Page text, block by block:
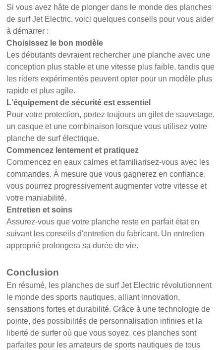
Si vous avez hâte de plonger dans le monde des planches
de surf Jet Electric, voici quelques conseils pour vous aider
à démarrer :
Choisissez le bon modèle
Les débutants devraient rechercher une planche avec une
conception plus stable et une vitesse plus faible, tandis que
les riders expérimentés peuvent opter pour un modèle plus
rapide et plus agile.
L'équipement de sécurité est essentiel
Pour votre protection, portez toujours un gilet de sauvetage,
un casque et une combinaison lorsque vous utilisez votre
planche de surf électrique.
Commencez lentement et pratiquez
Commencez en eaux calmes et familiarisez-vous avec les
commandes. À mesure que vous gagnerez en confiance,
vous pourrez progressivement augmenter votre vitesse et
votre maniabilité.
Entretien et soins
Assurez-vous que votre planche reste en parfait état en
suivant les conseils d'entretien du fabricant. Un entretien
approprié prolongera sa durée de vie.
Conclusion
En résumé, les planches de surf Jet Electric révolutionnent
le monde des sports nautiques, alliant innovation,
sensations fortes et durabilité. Grâce à une technologie de
pointe, des possibilités de personnalisation infinies et la
liberté de surfer où que vous soyez, ces planches sont
parfaites pour les amateurs de sports nautiques de tous